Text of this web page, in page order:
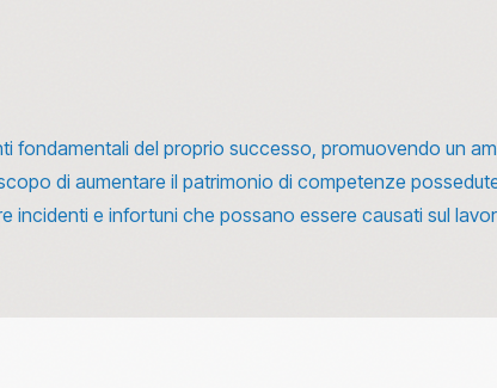
fondamentali del proprio successo, promuovendo un
di aumentare il patrimonio di competenze
incidenti e infortuni che possano essere causati sul